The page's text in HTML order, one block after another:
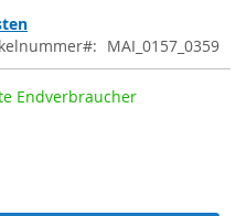
MAI_0157_0359
Endverbraucher